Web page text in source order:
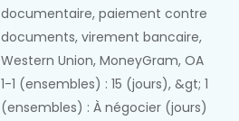
documentaire, paiement contre
documents, virement bancaire,
Western Union, MoneyGram, OA
1-1 (ensembles) : 15 (jours), &gt; 1
(ensembles) : À négocier (jours)